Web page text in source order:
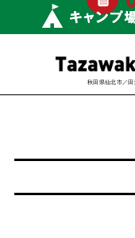
秋田県仙北市／